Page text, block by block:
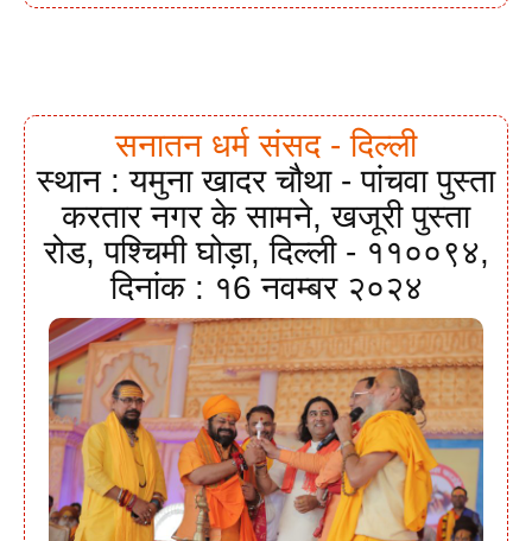
सनातन धर्म संसद - दिल्ली
स्थान : यमुना खादर चौथा - पांचवा पुस्ता
करतार नगर के सामने, खजूरी पुस्ता
रोड, पश्चिमी घोड़ा, दिल्ली - ११००९४,
दिनांक : १6 नवम्बर २०२४